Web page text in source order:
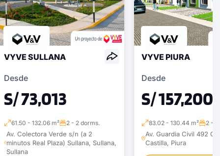
VYVE SULLANA
Desde
S/ 73,013
61.50 - 132.06 m² 2 - 2 dorms.
Av. Colectora Verde s/n (a 2
minutos Real Plaza) Sullana, Sullana,
Sullana
VYVE PIURA
Desde
S/ 157,200
83.02 - 130.44 m² 2 - 2
Av. Guardia Civil 492
Castilla, Piura